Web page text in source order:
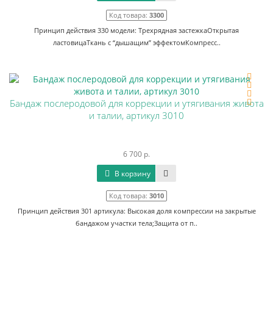
Код товара: 3300
Принцип действия 330 модели: Трехрядная застежкаОткрытая
ластовицаТкань с “дышащим” эффектомКомпресс..
Бандаж послеродовой для коррекции и утягивания живота
и талии, артикул 3010
6 700 р.
В корзину
Код товара: 3010
Принцип действия 301 артикула: Высокая доля компрессии на закрытые
бандажом участки тела;Защита от п..